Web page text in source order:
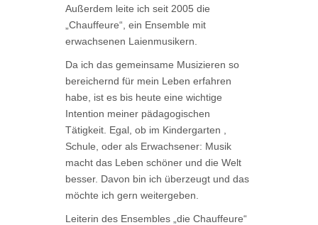
Außerdem leite ich seit 2005 die
„Chauffeure“, ein Ensemble mit
erwachsenen Laienmusikern.
Da ich das gemeinsame Musizieren so
bereichernd für mein Leben erfahren
habe, ist es bis heute eine wichtige
Intention meiner pädagogischen
Tätigkeit. Egal, ob im Kindergarten ,
Schule, oder als Erwachsener: Musik
macht das Leben schöner und die Welt
besser. Davon bin ich überzeugt und das
möchte ich gern weitergeben.
Leiterin des Ensembles „die Chauffeure“